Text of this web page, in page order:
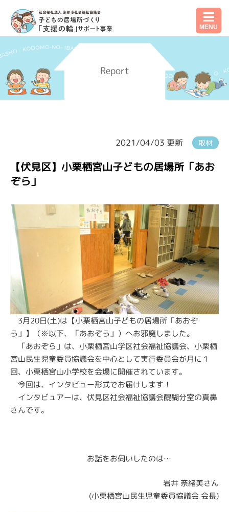
MENU
Report
2021/04/03 更新 取材
【伏見区】小栗栖宮山子どもの居場所「あお
ぞら」
3月20日(土)は【小栗栖宮山子どもの居場所「あおぞ
ら」】（※以下、「あおぞら」）へお邪魔しました。
「あおぞら」は、小栗栖宮山学区社会福祉協議会、小栗栖
宮山民生児童委員協議会を中心として実行委員会が月に１
回、小栗栖宮山小学校を会場に開催されています。
今回は、インタビュー形式でお届けします！
インタビュアーは、伏見区社会福祉協議会醍醐分室の真鼻
さんです。
お話をお伺いしたのは…
岩井 奈緒美さん
(小栗栖宮山民生児童委員協議会 会長)